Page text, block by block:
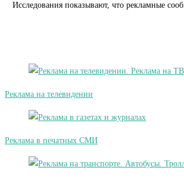
Исследования показывают, что рекламные
Реклама на телевидении
Реклама в печатных СМИ